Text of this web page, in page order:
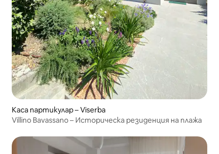
Каса партикулар – Viserba
Villino Bavassano – Историческа резиденция на плажа